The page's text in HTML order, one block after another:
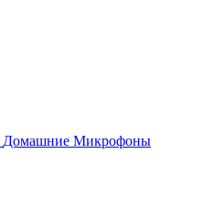
Домашние Микрофоны